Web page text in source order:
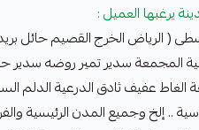
يرغبها العميل :
( الرياض الخرج القصيم حائل
المجمعة سدير تمير روضه
الغاط عفيف ثادق الدرعية الدلم
.. إلخ وجميع المدن الرئيسية